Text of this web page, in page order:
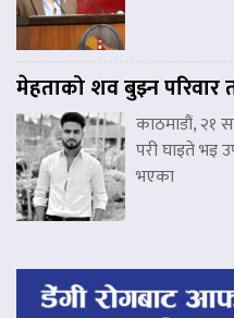
मेहताको शव बुझ्न परिवार
काठमाडौं, २१
परी घाइते भइ
भएका